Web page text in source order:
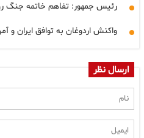
رئیس جمهور: تفاهم خاتمه جنگ
واکنش اردوغان به توافق ایران و
ارسال نظر